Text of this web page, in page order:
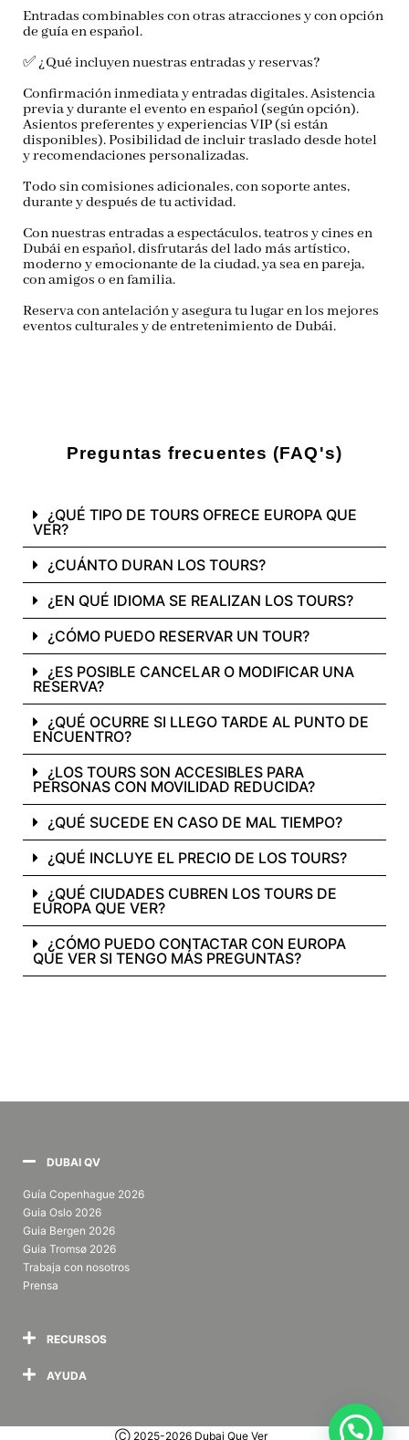
Entradas combinables con otras atracciones y con opción
de guía en español.
✅¿Qué incluyen nuestras entradas y reservas?
Confirmación inmediata y entradas digitales. Asistencia
previa y durante el evento en español (según opción).
Asientos preferentes y experiencias VIP (si están
disponibles). Posibilidad de incluirtraslado desde hotel
y recomendaciones personalizadas.
Todo sin comisiones adicionales, con soporte antes,
durante y después de tu actividad.
Con nuestras entradas a espectáculos, teatros y cines en
Dubái en español, disfrutarás del lado más artístico,
moderno y emocionante de la ciudad, ya sea en pareja,
con amigos o en familia.
Reserva con antelación y asegura tu lugar en los mejores
eventos culturales y de entretenimiento de Dubái.
Preguntas frecuentes (FAQ's)
¿QUÉ TIPO DE TOURS OFRECE EUROPA QUE
VER?
¿CUÁNTO DURAN LOS TOURS?
¿EN QUÉ IDIOMA SE REALIZAN LOS TOURS?
¿CÓMO PUEDO RESERVAR UN TOUR?
¿ES POSIBLE CANCELAR O MODIFICAR UNA
RESERVA?
¿QUÉ OCURRE SI LLEGO TARDE AL PUNTO DE
ENCUENTRO?
¿LOS TOURS SON ACCESIBLES PARA
PERSONAS CON MOVILIDAD REDUCIDA?
¿QUÉ SUCEDE EN CASO DE MAL TIEMPO?
¿QUÉ INCLUYE EL PRECIO DE LOS TOURS?
¿QUÉ CIUDADES CUBREN LOS TOURS DE
EUROPA QUE VER?
¿CÓMO PUEDO CONTACTAR CON EUROPA
QUE VER SI TENGO MÁS PREGUNTAS?
DUBAI QV
Guía Copenhague 2026
Guia Oslo 2026
Guia Bergen 2026
Guia Tromsø 2026
Trabaja con nosotros
Prensa
RECURSOS
AYUDA
Ⓒ 2025-2026 Dubai Que Ver